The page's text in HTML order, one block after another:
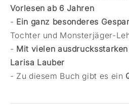
Vorlesen ab 6 Jahren
- Ein ganz besonderes
Tochter und Monsterjäger-
- Mit vielen
Larisa Lauber
- Zu diesem Buch gibt es ein